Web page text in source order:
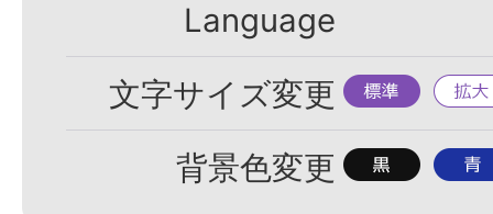
Language
文字サイズ変更 標
準
拡
大
背景色変更 背
背